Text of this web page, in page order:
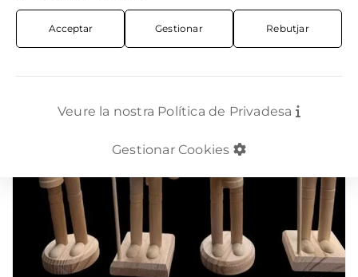
Acceptar Gestionar Rebutjar
Veure la nostra Política de Privadesa
Gestionar Cookies